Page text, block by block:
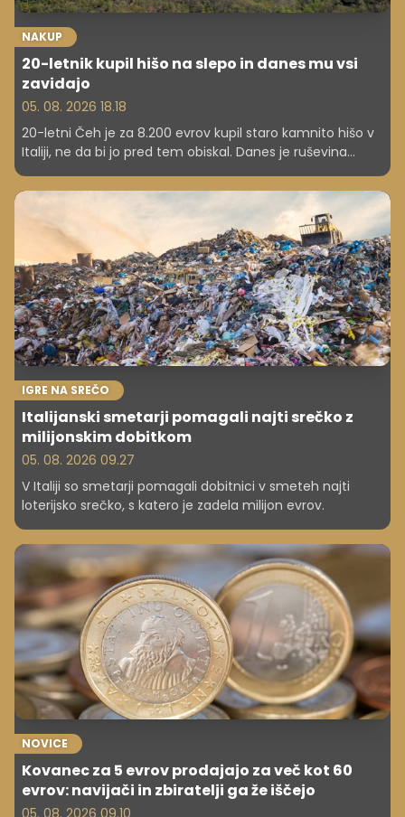
NAKUP
20-letnik kupil hišo na slepo in danes mu vsi
zavidajo
05. 08. 2026 18.18
20-letni Čeh je za 8.200 evrov kupil staro kamnito hišo v
Italiji, ne da bi jo pred tem obiskal. Danes je ruševina
postala priljubljena počitniška hiša.
IGRE NA SREČO
Italijanski smetarji pomagali najti srečko z
milijonskim dobitkom
05. 08. 2026 09.27
V Italiji so smetarji pomagali dobitnici v smeteh najti
loterijsko srečko, s katero je zadela milijon evrov.
NOVICE
Kovanec za 5 evrov prodajajo za več kot 60
evrov: navijači in zbiratelji ga že iščejo